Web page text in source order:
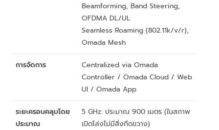
Beamforming, Band Steering,
OFDMA DL/UL
Seamless Roaming (802.11k/v/r),
Omada Mesh
การจัดการ
Centralized via Omada
Controller / Omada Cloud / Web
UI / Omada App
ระยะครอบคลุมโดย
ประมาณ
5 GHz: ประมาณ 900 เมตร (ในสภาพ
เปิดโล่งไม่มีสิ่งกีดขวาง)